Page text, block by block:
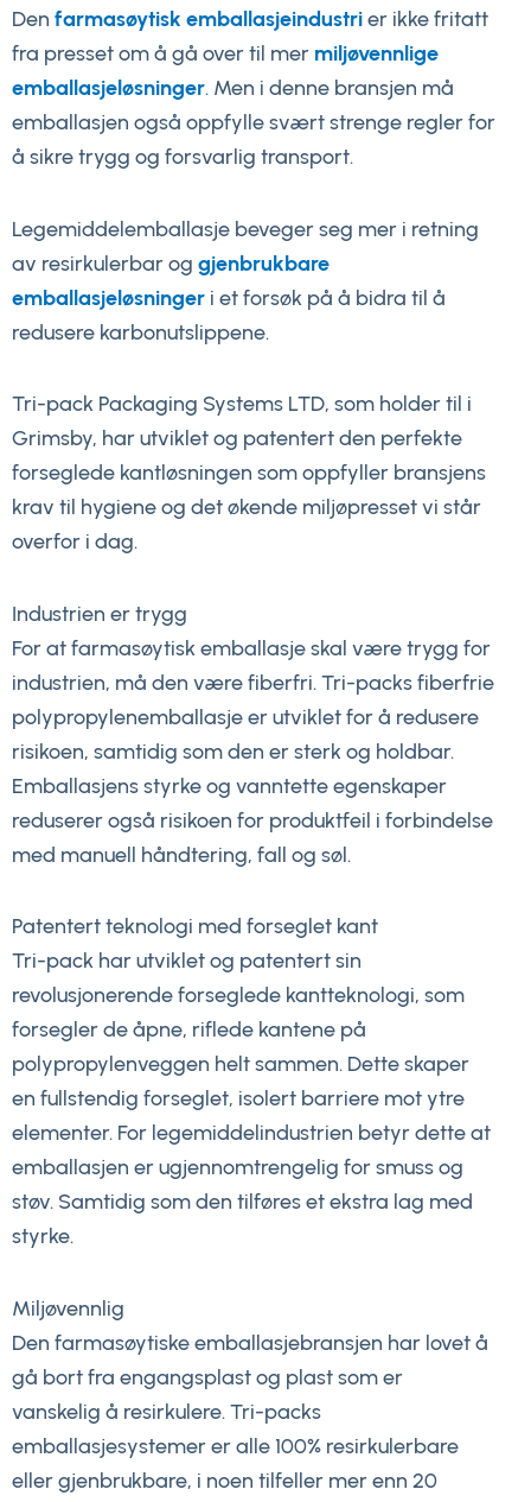
Den farmasøytisk emballasjeindustrier ikke fritatt
fra presset om å gå over til mer miljøvennlige
emballasjeløsninger. Men i denne bransjen må
emballasjen også oppfylle svært strenge regler for
å sikre trygg og forsvarlig transport.
Legemiddelemballasje beveger seg mer i retning
av resirkulerbar og gjenbrukbare
emballasjeløsninger i et forsøk på å bidra til å
redusere karbonutslippene.
Tri-pack Packaging Systems LTD, som holder til i
Grimsby, har utviklet og patentert den perfekte
forseglede kantløsningen som oppfyller bransjens
krav til hygiene og det økende miljøpresset vi står
overfor i dag.
Industrien er trygg
For at farmasøytisk emballasje skal være trygg for
industrien, må den være fiberfri. Tri-packs fiberfrie
polypropylenemballasje er utviklet for å redusere
risikoen, samtidig som den er sterk og holdbar.
Emballasjens styrke og vanntette egenskaper
reduserer også risikoen for produktfeil i forbindelse
med manuell håndtering, fall og søl.
Patentert teknologi med forseglet kant
Tri-pack har utviklet og patentert sin
revolusjonerende forseglede kantteknologi, som
forsegler de åpne, riflede kantene på
polypropylenveggen helt sammen. Dette skaper
en fullstendig forseglet, isolert barriere mot ytre
elementer. For legemiddelindustrien betyr dette at
emballasjen er ugjennomtrengelig for smuss og
støv. Samtidig som den tilføres et ekstra lag med
styrke.
Miljøvennlig
Den farmasøytiske emballasjebransjen har lovet å
gå bort fra engangsplast og plast som er
vanskelig å resirkulere. Tri-packs
emballasjesystemer er alle 100% resirkulerbare
eller gjenbrukbare, i noen tilfeller mer enn 20